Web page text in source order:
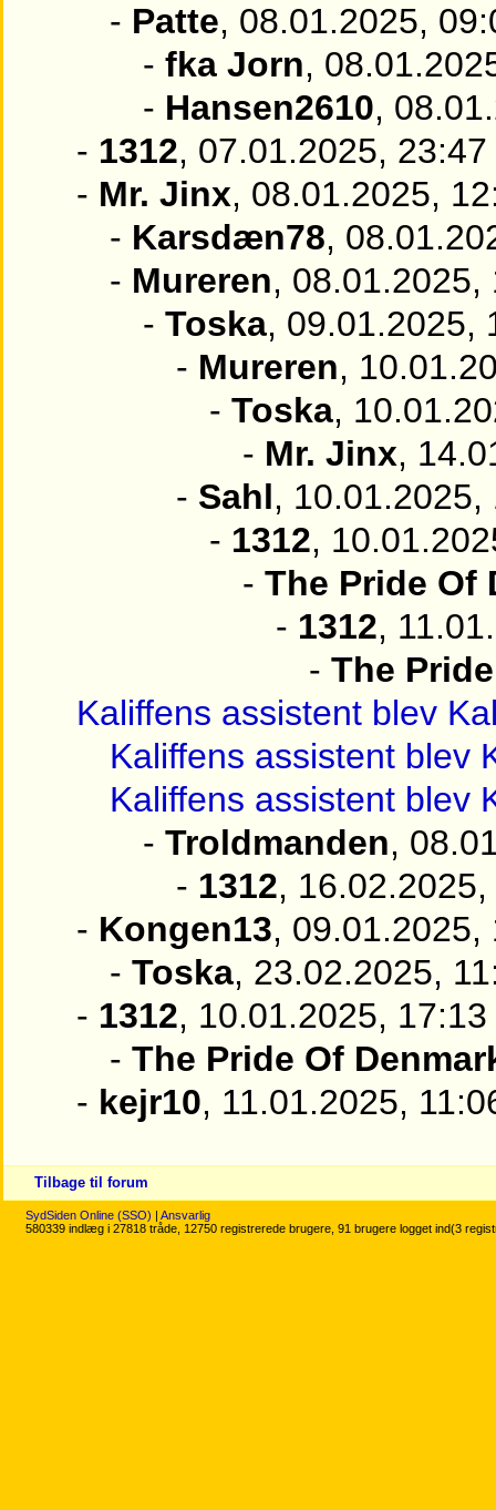
- Patte, 08.01.2025,
- fka Jorn,
- Hansen2610,
- 1312, 07.01.2025, 23:47
- Mr. Jinx, 08.01.2025,
- Karsdæn78,
- Mureren, 08.01.2025,
- Toska, 09.01.2025,
- Mureren,
- Toska,
- Mr. Jinx,
- Sahl, 10.01.2025,
- 1312,
- The Pride Of
- 1312,
- The
Kaliffens assistent blev
Kaliffens assistent blev
Kaliffens assistent blev
- Troldmanden,
- 1312,
- Kongen13, 09.01.2025,
- Toska, 23.02.2025,
- 1312, 10.01.2025, 17:13
- The Pride Of
- kejr10, 11.01.2025,
Tilbage til forum
SydSiden Online (SSO) | Ansvarlig
580339 indlæg i 27818 tråde, 12750 registrerede brugere, 91 brugere logget ind(3